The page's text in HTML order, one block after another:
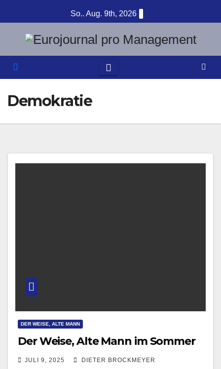
Inhalt
springen
So.. Aug. 9th, 2026
Demokratie
DER WEISE, ALTE MANN
Der Weise, Alte Mann im Sommer
JULI 9, 2025 DIETER BROCKMEYER